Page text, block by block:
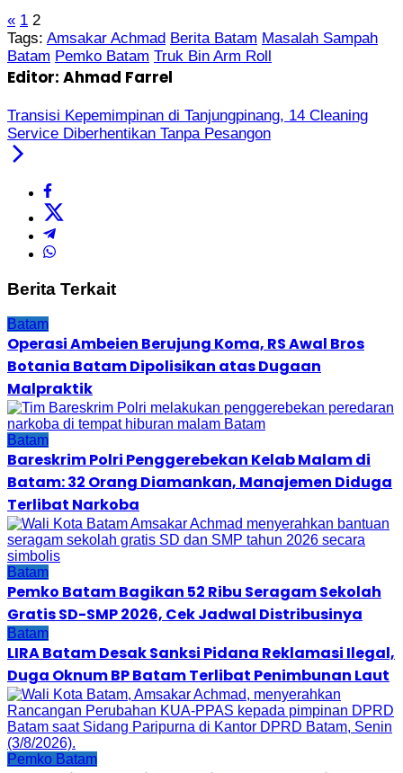
« 1 2
Tags: Amsakar Achmad Berita Batam Masalah Sampah
Batam Pemko Batam Truk Bin Arm Roll
Editor: Ahmad Farrel
Transisi Kepemimpinan di Tanjungpinang, 14 Cleaning
Service Diberhentikan Tanpa Pesangon
Berita Terkait
Batam
Operasi Ambeien Berujung Koma, RS Awal Bros
Botania Batam Dipolisikan atas Dugaan
Malpraktik
Batam
Bareskrim Polri Penggerebekan Kelab Malam di
Batam: 32 Orang Diamankan, Manajemen Diduga
Terlibat Narkoba
Batam
Pemko Batam Bagikan 52 Ribu Seragam Sekolah
Gratis SD-SMP 2026, Cek Jadwal Distribusinya
Batam
LIRA Batam Desak Sanksi Pidana Reklamasi Ilegal,
Duga Oknum BP Batam Terlibat Penimbunan Laut
Pemko Batam